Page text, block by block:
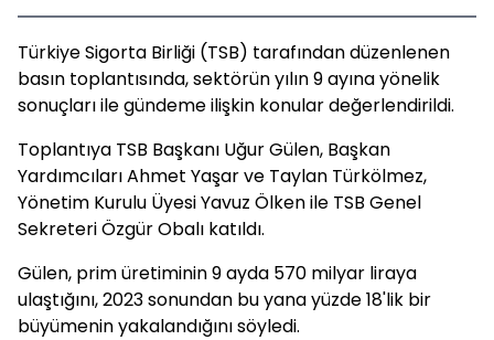
Türkiye Sigorta Birliği (TSB) tarafından düzenlenen
basın toplantısında, sektörün yılın 9 ayına yönelik
sonuçları ile gündeme ilişkin konular değerlendirildi.
Toplantıya TSB Başkanı Uğur Gülen, Başkan
Yardımcıları Ahmet Yaşar ve Taylan Türkölmez,
Yönetim Kurulu Üyesi Yavuz Ölken ile TSB Genel
Sekreteri Özgür Obalı katıldı.
Gülen, prim üretiminin 9 ayda 570 milyar liraya
ulaştığını, 2023 sonundan bu yana yüzde 18'lik bir
büyümenin yakalandığını söyledi.